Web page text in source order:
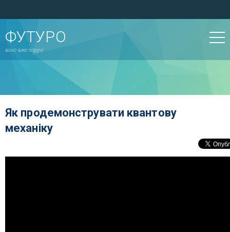
ФУТУРО
воно вже поруч!
Як продемонструвати квантову
механіку